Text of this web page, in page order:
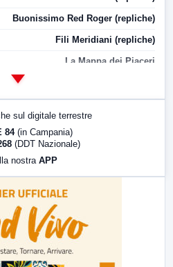
Buonissimo Red Roger (repliche)
Fili Meridiani (repliche)
La Mappa dei Piaceri
sul digitale terrestre
84 (in Campania)
(DDT Nazionale)
nostra APP